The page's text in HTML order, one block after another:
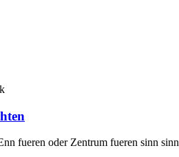
fueren oder Zentrum fueren sinn sinn